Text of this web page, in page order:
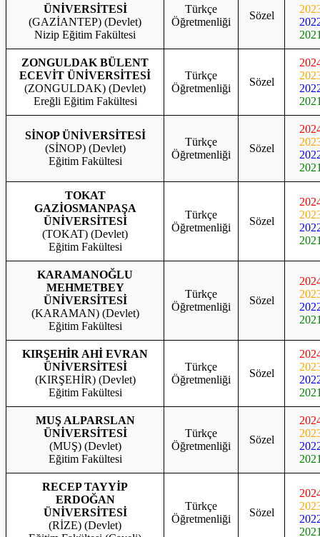
ÜNİVERSİTESİ
(GAZİANTEP) (Devlet)
Nizip Eğitim Fakültesi
Türkçe
Öğretmenliği
Sözel
ZONGULDAK BÜLENT
ECEVİT ÜNİVERSİTESİ
(ZONGULDAK) (Devlet)
Ereğli Eğitim Fakültesi
Türkçe
Öğretmenliği
Sözel
SİNOP ÜNİVERSİTESİ
(SİNOP) (Devlet)
Eğitim Fakültesi
Türkçe
Öğretmenliği
Sözel
TOKAT
GAZİOSMANPAŞA
ÜNİVERSİTESİ
(TOKAT) (Devlet)
Eğitim Fakültesi
Türkçe
Öğretmenliği
Sözel
KARAMANOĞLU
MEHMETBEY
ÜNİVERSİTESİ
(KARAMAN) (Devlet)
Eğitim Fakültesi
Türkçe
Öğretmenliği
Sözel
KIRŞEHİR AHİ EVRAN
ÜNİVERSİTESİ
(KIRŞEHİR) (Devlet)
Eğitim Fakültesi
Türkçe
Öğretmenliği
Sözel
MUŞ ALPARSLAN
ÜNİVERSİTESİ
(MUŞ) (Devlet)
Eğitim Fakültesi
Türkçe
Öğretmenliği
Sözel
RECEP TAYYİP
ERDOĞAN
ÜNİVERSİTESİ
(RİZE) (Devlet)
Türkçe
Öğretmenliği
Sözel